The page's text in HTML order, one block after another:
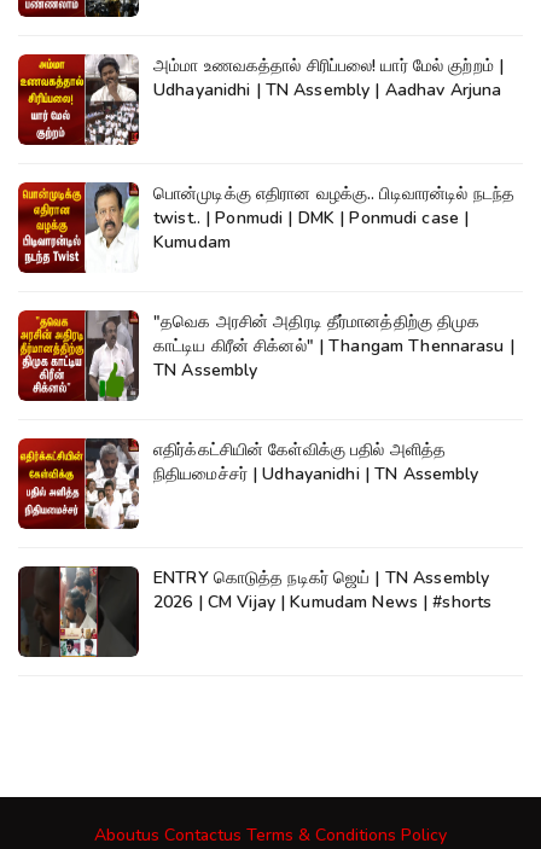
அம்மா உணவகத்தால் சிரிப்பலை! யார் மேல் குற்றம் |
Udhayanidhi | TN Assembly | Aadhav Arjuna
பொன்முடிக்கு எதிரான வழக்கு.. பிடிவாரன்டில் நடந்த
twist.. | Ponmudi | DMK | Ponmudi case |
Kumudam
"தவெக அரசின் அதிரடி தீர்மானத்திற்கு திமுக
காட்டிய கிரீன் சிக்னல்" | Thangam Thennarasu |
TN Assembly
எதிர்க்கட்சியின் கேள்விக்கு பதில் அளித்த
நிதியமைச்சர் | Udhayanidhi | TN Assembly
ENTRY கொடுத்த நடிகர் ஜெய் | TN Assembly
2026 | CM Vijay | Kumudam News | #shorts
Aboutus Contactus Terms & Conditions Policy